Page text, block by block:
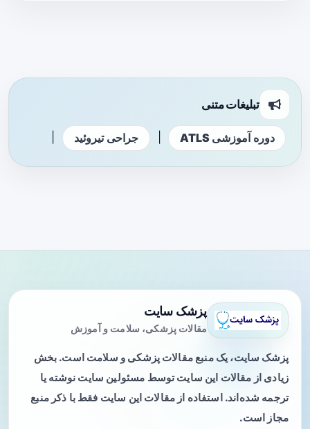
تبلیغات متنی
دوره آموزشی ATLS جراحی تیروئید
پزشک سایت
مقالات پزشکی، سلامت و آموزش
پزشک سایت، یک منبع مقالات پزشکی و سلامت است. بخش
زیادی از مقالات این سایت توسط مسئولین سایت نوشته یا
ترجمه شده‌اند. استفاده از مقالات این سایت فقط با ذکر منبع
مجاز است.